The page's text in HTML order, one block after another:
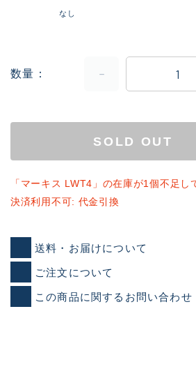
なし
数量
SOLD OUT
「マーキス LWT4」の在庫が1個不足し
決済利用不可: 代金引換
送料・お届けについて
ご注文について
この商品に関するお問い合わせ